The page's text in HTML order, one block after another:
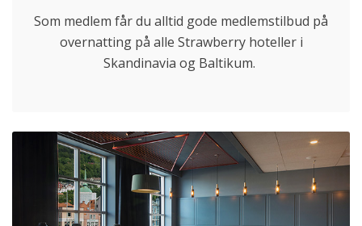
Som medlem får du alltid gode medlemstilbud på
overnatting på alle Strawberry hoteller i
Skandinavia og Baltikum.